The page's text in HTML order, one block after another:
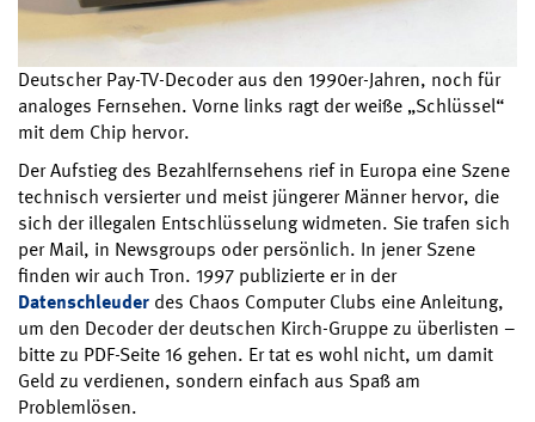
Deutscher Pay-TV-Decoder aus den 1990er-Jahren, noch für
analoges Fernsehen. Vorne links ragt der weiße „Schlüssel“
mit dem Chip hervor.
Der Aufstieg des Bezahlfernsehens rief in Europa eine Szene
technisch versierter und meist jüngerer Männer hervor, die
sich der illegalen Entschlüsselung widmeten. Sie trafen sich
per Mail, in Newsgroups oder persönlich. In jener Szene
finden wir auch Tron. 1997 publizierte er in der
Datenschleuder des Chaos Computer Clubs eine Anleitung,
um den Decoder der deutschen Kirch-Gruppe zu überlisten –
bitte zu PDF-Seite 16 gehen. Er tat es wohl nicht, um damit
Geld zu verdienen, sondern einfach aus Spaß am
Problemlösen.